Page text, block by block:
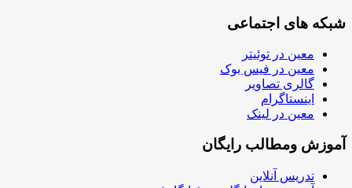
شبکه های اجتماعی
معین در توئیتر
معین در فیس بوک
گالری تصاویر
اینستاگرام
معین در لینک
آموزش ومطالب رایگان
تدریس آنلاین